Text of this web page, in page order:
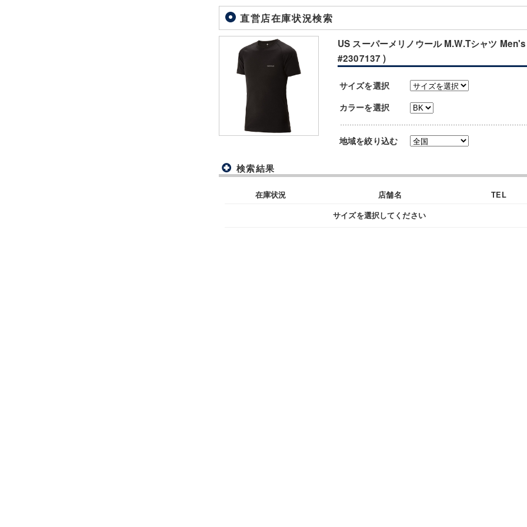
直営店在庫状況検索
US スーパーメリノウール M.W.Tシャツ
#2307137 )
サイズを選択
カラーを選択
地域を絞り込む
検索結果
在庫状況 店舗名
TEL
サイズを選択してください